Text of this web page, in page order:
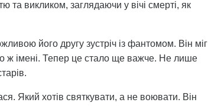
та викликом, заглядаючи у вічі смерті, як
його другу зустріч із фантомом. Він міг
ж імені. Тепер це стало ще важче. Не лише
Який хотів святкувати, а не воювати. Він